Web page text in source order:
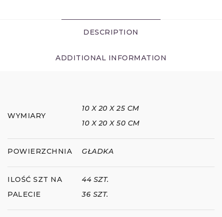
DESCRIPTION
ADDITIONAL INFORMATION
WYMIARY
10 X 20 X 25 CM
10 X 20 X 50 CM
POWIERZCHNIA GŁADKA
ILOŚĆ SZT NA
PALECIE
44 SZT.
36 SZT.